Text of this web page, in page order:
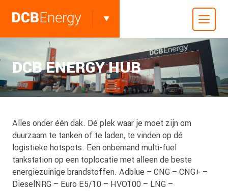
DCB ENERGY HUB
Alles onder één dak. Dé plek waar je moet zijn om
duurzaam te tanken of te laden, te vinden op dé
logistieke hotspots. Een onbemand multi-fuel
tankstation op een toplocatie met alleen de beste
energiezuinige brandstoffen. Adblue – CNG – CNG+ –
DieselNRG – Euro E5/10 – HVO100 – LNG –